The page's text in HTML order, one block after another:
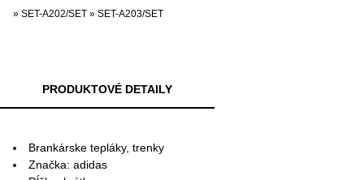
» SET-A202/SET » SET-A203/SET
PRODUKTOVÉ DETAILY
Brankárske tepláky, trenky
Značka: adidas